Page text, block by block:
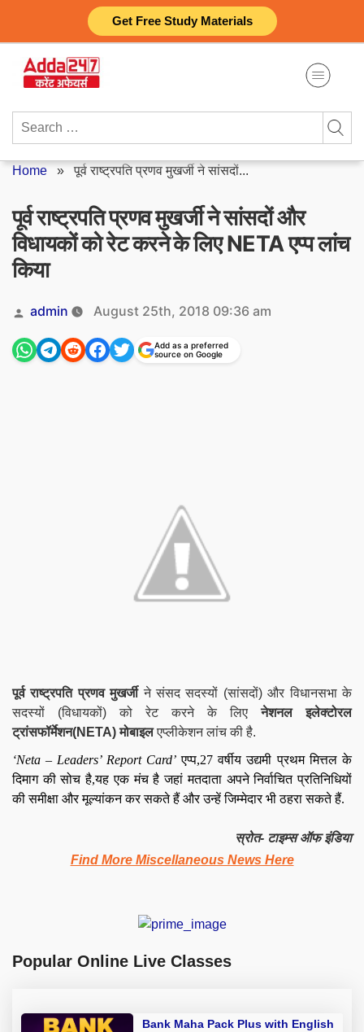
Get Free Study Materials
content
Search
Home »पूर्व राष्ट्रपति प्रणव मुखर्जी ने सांसदों...
पूर्व राष्ट्रपति प्रणव मुखर्जी ने सांसदों और
विधायकों को रेट करने के लिए NETA एप्प लांच
किया
Posted
by
admin August 25th, 2018 09:36 am
Add as a preferred
source on Google
पूर्व राष्ट्रपति प्रणव मुखर्जीने संसद सदस्यों (सांसदों) और विधानसभा के
सदस्यों (विधायकों) को रेट करने के लिएनेशनल इलेक्टोरल
ट्रांसफॉर्मेशन(NETA) मोबाइलएप्लीकेशन लांच की है.
‘Neta – Leaders’ Report Card’एप्प,27 वर्षीय उद्यमी प्रथम मित्तल के
दिमाग की सोच है,यह एक मंच है जहां मतदाता अपने निर्वाचित प्रतिनिधियों
की समीक्षा और मूल्यांकन कर सकते हैं और उन्हें जिम्मेदार भी ठहरा सकते हैं.
स्रोत- टाइम्स ऑफ इंडिया
Find More Miscellaneous News Here
Popular Online Live Classes
Bank Maha Pack Plus with English